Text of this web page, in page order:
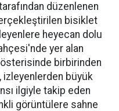
düzenlenen
bisiklet
heyecan dolu
yer alan
birbirinden
büyük
ilgiyle takip eden
görüntülere sahne